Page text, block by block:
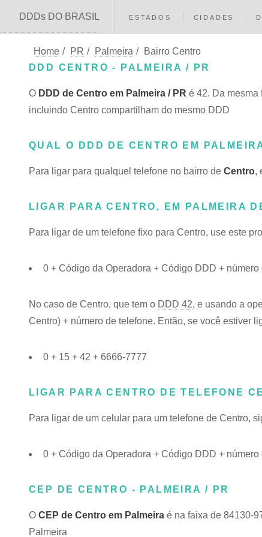
DDDs DO BRASIL ESTADOS CIDADES
Home / PR / Palmeira /
Bairro Centro
DDD CENTRO - PALMEIRA / PR
O DDD de Centro em Palmeira / PR é 42. Da mesma
incluindo Centro compartilham do mesmo DDD
QUAL O DDD DE CENTRO EM
Para ligar para qualquel telefone no bairro de Centro,
LIGAR PARA CENTRO, EM PALMEIRA
Para ligar de um telefone fixo para Centro, use este
0 + Código da Operadora + Código DDD +
No caso de Centro, que tem o DDD 42, e usando a
Centro) + número de telefone. Então, se você estiver
0 + 15 + 42 + 6666-7777
LIGAR PARA CENTRO DE TELEFONE
Para ligar de um celular para um telefone de Centro,
0 + Código da Operadora + Código DDD +
CEP DE CENTRO - PALMEIRA / PR
O CEP de Centro em Palmeira é na faixa de 84130-
Palmeira